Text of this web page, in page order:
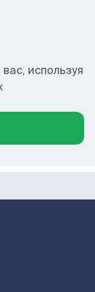
используя